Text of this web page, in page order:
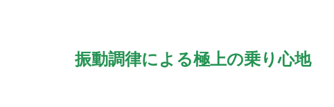
振動調律による極上の乗り心地